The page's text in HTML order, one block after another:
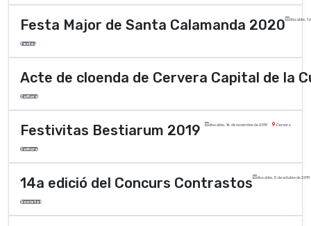
Festa Major de Santa Calamanda 2020 dissabte, 1
Festes
Acte de cloenda de Cervera Capital de la
Cultura
Festivitas Bestiarum 2019 dissabte, 16 de novembre de 2019 Cervera
Cultura
14a edició del Concurs Contrastos dissabte, 5 de octubre de 2019
Societat